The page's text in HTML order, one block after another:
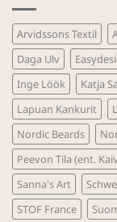
Arvidssons Textil
Daga Ulv
Inge Löök
Katja
Lapuan Kankurit
Nordic Beards
Peevon Tila (ent.
Sanna's Art
STOF France